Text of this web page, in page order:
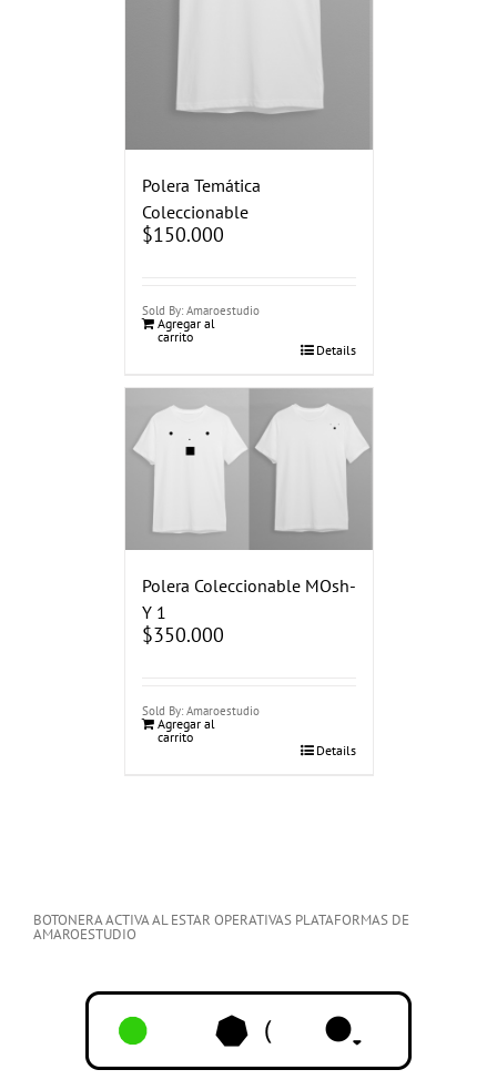
Polera Temática
Coleccionable
$150.000
Sold By: Amaroestudio
Agregar al
carrito
Details
Polera Coleccionable MOsh-
Y 1
$350.000
Sold By: Amaroestudio
Agregar al
carrito
Details
BOTONERA ACTIVA AL ESTAR OPERATIVAS PLATAFORMAS DE
AMAROESTUDIO